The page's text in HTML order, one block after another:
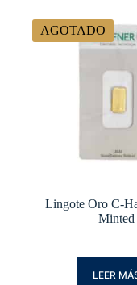
AGOTADO
Lingote Oro C-
Minted
LEER